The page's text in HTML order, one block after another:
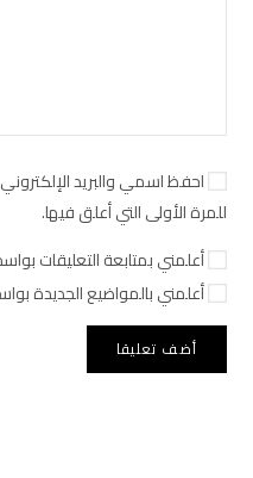
احفظ اسمي والبريد
للمرة الأولى التي أعلق فيها.
أعلمني بمتابعة التعليقات
أعلمني بالمواضيع الجديدة